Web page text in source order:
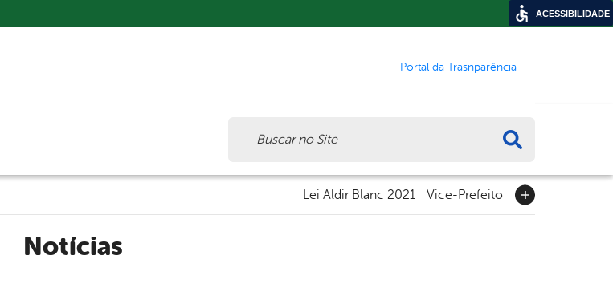
Portal da Trasnparência
Lei Aldir Blanc 2021 Vice-Prefeito
Notícias
ACESSIBILIDADE